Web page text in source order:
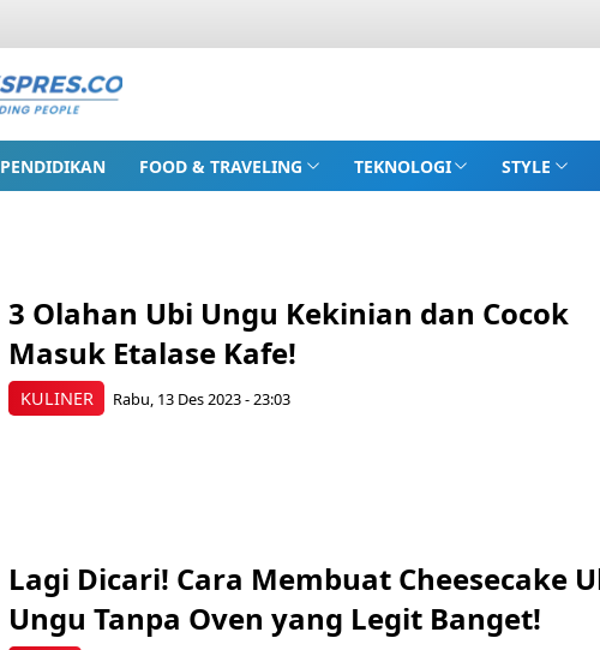
PENDIDIKAN FOOD & TRAVELING TEKNOLOGI STYLE
KULINER
3 Olahan Ubi Ungu Kekinian dan Cocok
Masuk Etalase Kafe!
Rabu, 13 Des 2023 - 23:03
Lagi Dicari! Cara Membuat Cheesecake
Ungu Tanpa Oven yang Legit Banget!